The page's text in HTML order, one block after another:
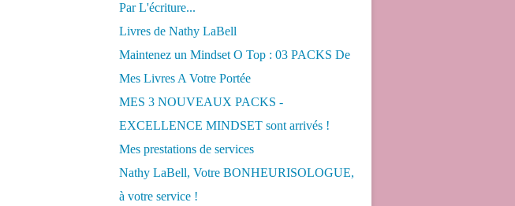
Par L'écriture...
Livres de Nathy LaBell
Maintenez un Mindset O Top : 03 PACKS De
Mes Livres A Votre Portée
MES 3 NOUVEAUX PACKS -
EXCELLENCE MINDSET sont arrivés !
Mes prestations de services
Nathy LaBell, Votre BONHEURISOLOGUE,
à votre service !